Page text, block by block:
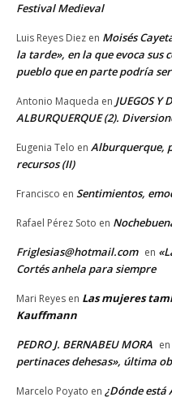
Festival Medieval
Luis Reyes Diez en Moisés
la tarde», en la que evoca sus
pueblo que en parte podría
Antonio Maqueda en JUEGOS Y
ALBURQUERQUE (2).
Eugenia Telo en Alburquerque,
recursos (II)
Francisco en Sentimientos,
Rafael Pérez Soto en
Friglesias@hotmail.com en
Cortés anhela para siempre
Mari Reyes en Las mujeres
Kauffmann
PEDRO J. BERNABEU MORA en
pertinaces dehesas», última
Marcelo Poyato en ¿Dónde está